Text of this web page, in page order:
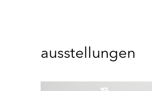
ausstellungen